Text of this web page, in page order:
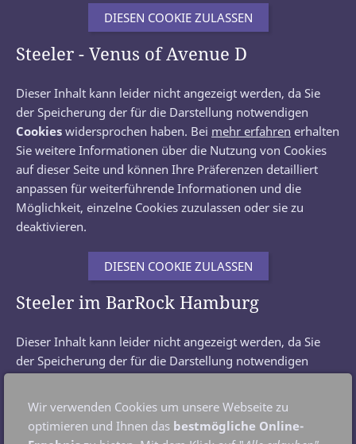
DIESEN COOKIE ZULASSEN
Steeler - Venus of Avenue D
Dieser Inhalt kann leider nicht angezeigt werden, da Sie
der Speicherung der für die Darstellung notwendigen
Cookies widersprochen haben. Bei mehr erfahren erhalten
Sie weitere Informationen über die Nutzung von Cookies
auf dieser Seite und können Ihre Präferenzen detailliert
anpassen für weiterführende Informationen und die
Möglichkeit, einzelne Cookies zuzulassen oder sie zu
deaktivieren.
DIESEN COOKIE ZULASSEN
Steeler im BarRock Hamburg
Dieser Inhalt kann leider nicht angezeigt werden, da Sie
der Speicherung der für die Darstellung notwendigen
Sie weitere Informationen über die Nutzung von Cookies
auf dieser Seite und können Ihre Präferenzen detailliert
anpassen für weiterführende Informationen und die
Wir verwenden Cookies um unsere Webseite zu
optimieren und Ihnen das bestmögliche Online-